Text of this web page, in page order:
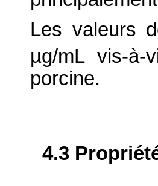
Les valeurs
µg/mL vis-
porcine.
4.3